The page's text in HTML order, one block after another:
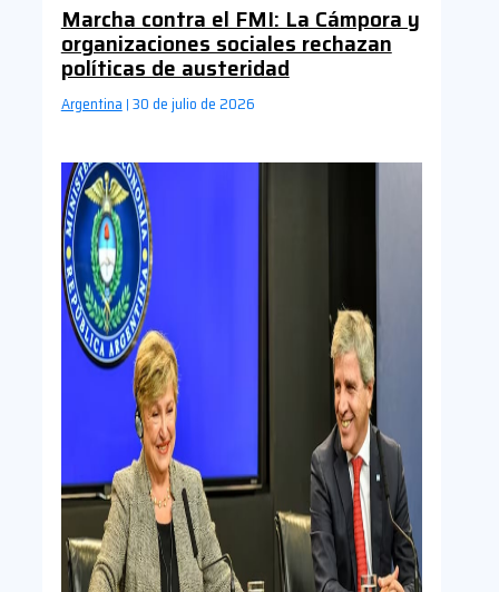
Marcha contra el FMI: La Cámpora y
organizaciones sociales rechazan
políticas de austeridad
Argentina | 30 de julio de 2026